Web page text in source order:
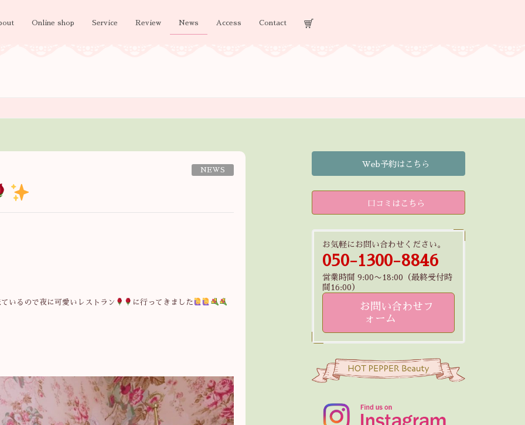
Online shop Service Review News Access Contact
NEWS
いるので夜に可愛いレストラン に行ってきました
Web予約はこちら
口コミはこちら
お気軽にお問い合わせください。
050-1300-8846
営業時間 9:00〜18:00（最終受付時
間16:00）
お問い合わせフ
ォーム